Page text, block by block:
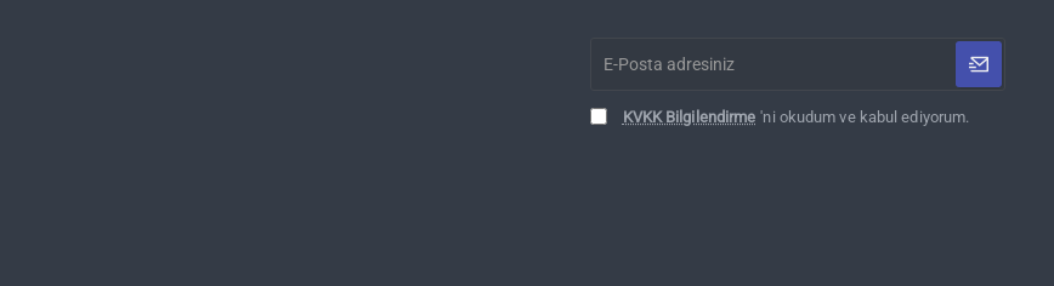
Posta
KVKK Bilgilendirme 'ni okudum ve kabul ediyorum.